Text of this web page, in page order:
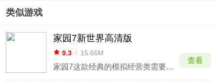
类似游戏
家园7新世界高清版
9.3 / 15.66M
家园7这款经典的模拟经营类需要想必大家一定有所耳闻，也相信大家一定玩过吧，那么它的新续作——家园7新世界大家玩过吗？如果没有玩过的话，在这小编强烈推荐大家去试试这款家园模拟类游戏，因为该游戏不仅采用了全新的物理引擎打造而成，而且还在其前作的基础上进行了整体的优化和改进，它不但延续
查看